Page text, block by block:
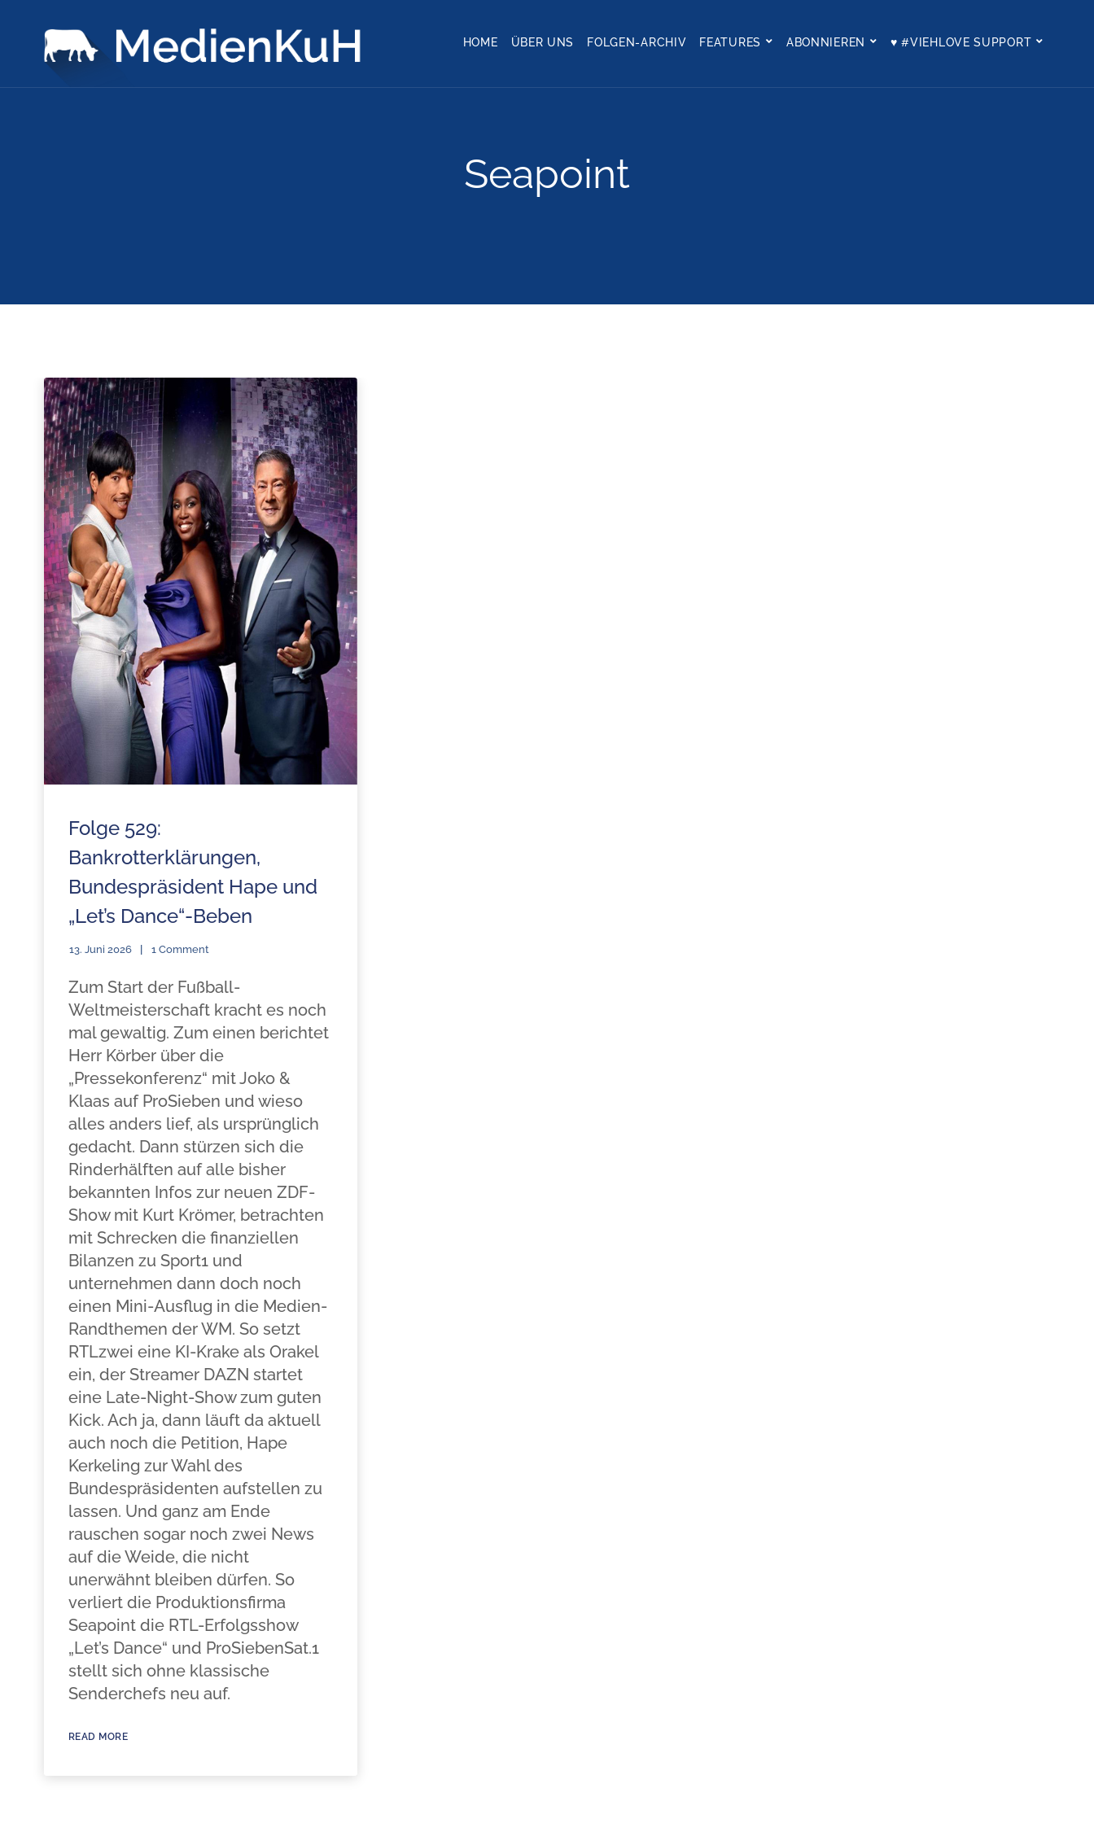
HOME ÜBER UNS FOLGEN-ARCHIV FEATURES ABONNIEREN ♥ #VIEHLOVE SUPPORT
Seapoint
Folge 529:
Bankrotterklärungen,
Bundespräsident Hape und
„Let’s Dance“-Beben
13. Juni 2026 1 Comment
Zum Start der Fußball-
Weltmeisterschaft kracht es noch
mal gewaltig. Zum einen berichtet
Herr Körber über die
„Pressekonferenz“ mit Joko &
Klaas auf ProSieben und wieso
alles anders lief, als ursprünglich
gedacht. Dann stürzen sich die
Rinderhälften auf alle bisher
bekannten Infos zur neuen ZDF-
Show mit Kurt Krömer, betrachten
mit Schrecken die finanziellen
Bilanzen zu Sport1 und
unternehmen dann doch noch
einen Mini-Ausflug in die Medien-
Randthemen der WM. So setzt
RTLzwei eine KI-Krake als Orakel
ein, der Streamer DAZN startet
eine Late-Night-Show zum guten
Kick. Ach ja, dann läuft da aktuell
auch noch die Petition, Hape
Kerkeling zur Wahl des
Bundespräsidenten aufstellen zu
lassen. Und ganz am Ende
rauschen sogar noch zwei News
auf die Weide, die nicht
unerwähnt bleiben dürfen. So
verliert die Produktionsfirma
Seapoint die RTL-Erfolgsshow
„Let’s Dance“ und ProSiebenSat.1
stellt sich ohne klassische
Senderchefs neu auf.
READ MORE